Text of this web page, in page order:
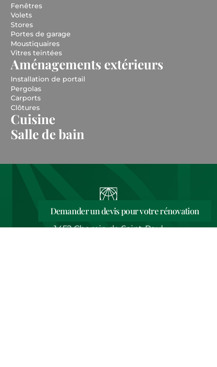
Fenêtres(nouvel onglet)
Volets(nouvel onglet)
Stores(nouvel onglet)
Portes de garage
Moustiquaires(nouvel onglet)
Vitres teintées(nouvel onglet)
Aménagements extérieurs
Installation de portail
Pergolas(nouvel onglet)
Carports(nouvel onglet)
Clôtures(nouvel onglet)
Cuisine(nouvel onglet)
Salle de bain
1452 Chemin de Saint-Paul
Demander un devis pour votre rénovation